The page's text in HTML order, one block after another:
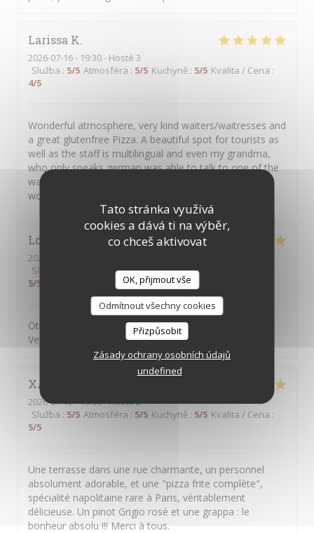
Tato stránka využívá
cookies a dává ti na výběr,
co chceš aktivovat
OK, přijmout vše
Odmítnout všechny cookies
Přizpůsobit
Zásady ochrany osobních údajů
undefined
Larissa K
2026-07-16- 19:30 - Hosté 3
Služba : 5/5 Atmosféra : 5/5 Kuchyně : 5/5 Kvalita / Cena :
4/5
Wonderful atmosphere, very kind waiters/waitresses and
a great glutenfree Pizza. A beautiful spot for tourists as
well as the staff is multilingual and even my grandma,
who only speaks german was able to talk to one of the
waitresses in german ;) 10/10 experience, definitely
would eat here again🫶
Lorai
2026-07-17
Služba
Atmosféra:5/5 Kuchyně:5/5
5/5
Ottima pizza, personale attento, gentille e sorridente.
Vengo da anni e mai deluso
XAVIER
2026-07-10- 13:00 - Hosté 2
Služba : 5/5 Atmosféra : 5/5 Kuchyně : 5/5 Kvalita / Cena :
5/5
Une terrasse dans une rue charmante, un personnel
absolument adorable, et une "pizza frite complète",
spécialité napolitaine rare à Paris, véritablement
délicieuse. Un pinot Grigio rosé et une grappa : le
bonheur absolu !!! Merci à tous.